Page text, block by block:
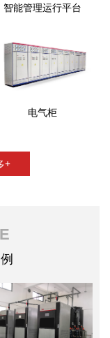
智能管理运行平台
电气柜
+